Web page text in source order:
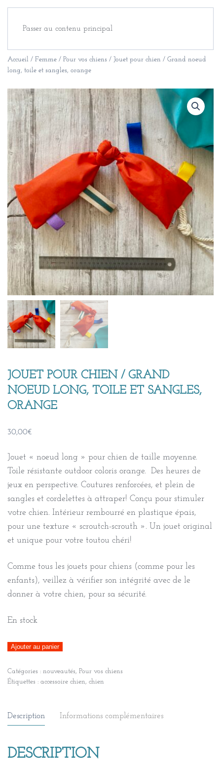
Passer au contenu principal
Accueil / Femme / Pour vos chiens / Jouet pour chien / Grand noeud
long, toile et sangles, orange
JOUET POUR CHIEN / GRAND
NOEUD LONG, TOILE ET SANGLES,
ORANGE
30,00€
Jouet « noeud long » pour chien de taille moyenne.
Toile résistante outdoor coloris orange. Des heures de
jeux en perspective. Coutures renforcées, et plein de
sangles et cordelettes à attraper! Conçu pour stimuler
votre chien. Intérieur rembourré en plastique épais,
pour une texture « scroutch-scrouth ». Un jouet original
et unique pour votre toutou chéri!
Comme tous les jouets pour chiens (comme pour les
enfants), veillez à vérifier son intégrité avec de le
donner à votre chien, pour sa sécurité.
En stock
quantité
Jouet
pour
/
long,
Ajouter au panier
Catégories : nouveautés, Pour vos chiens
Étiquettes : accessoire chien, chien
Description Informations complémentaires
DESCRIPTION